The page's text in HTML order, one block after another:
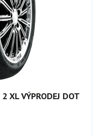
XL VÝPRODEJ DOT